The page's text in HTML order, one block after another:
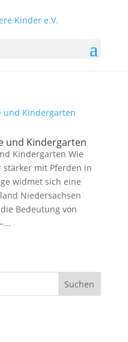
und Kindergarten
Kindergarten Wie
mit Pferden in
widmet sich eine
Niedersachsen
Bedeutung von